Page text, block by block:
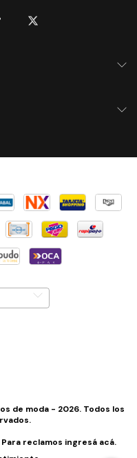
de moda - 2026. Todos los
reclamos ingresá acá.